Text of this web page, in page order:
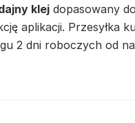
klej dopasowany
aplikacji. Przesyłka
2 dni roboczych od